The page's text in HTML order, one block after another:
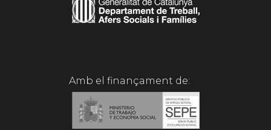
Amb el finançament de: